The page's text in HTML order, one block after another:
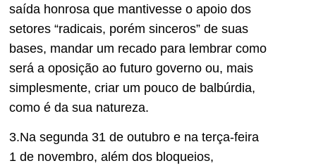
saída honrosa que mantivesse o apoio dos
setores “radicais, porém sinceros” de suas
bases, mandar um recado para lembrar como
será a oposição ao futuro governo ou, mais
simplesmente, criar um pouco de balbúrdia,
como é da sua natureza.
3.Na segunda 31 de outubro e na terça-feira
1 de novembro, além dos bloqueios,